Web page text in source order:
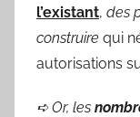
l’existant, des
construire qui
autorisations
➪Or, les